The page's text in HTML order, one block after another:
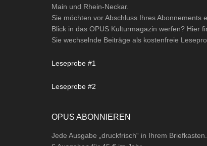
Main und Rhein-Neckar.
Sie möchten vor Abschluss Ihres Abonnements
Blick in das OPUS Kulturmagazin werfen? Hier
Sie wechselnde Beiträge als kostenfreie
Leseprobe #1
Leseprobe #2
OPUS ABONNIEREN
Jede Ausgabe „druckfrisch“ in Ihrem Briefkasten.